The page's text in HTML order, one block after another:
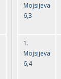
Mojsijeva
6,3
1.
Mojsijeva
6,4